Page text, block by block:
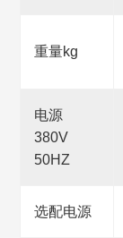
重量kg
电源
380V
50HZ
选配电源